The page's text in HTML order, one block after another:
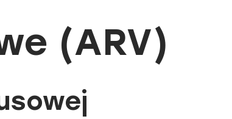
(ARV)